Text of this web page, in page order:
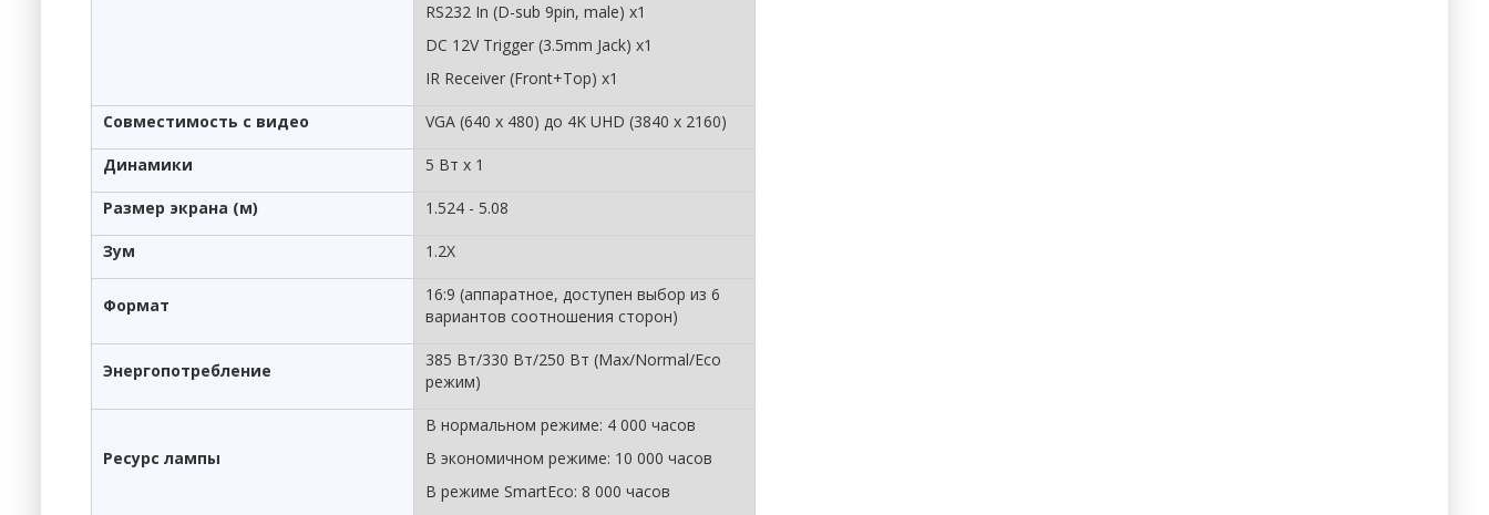
RS232 In (D-sub 9pin, male) x1
DC 12V Trigger (3.5mm Jack) x1
IR Receiver (Front+Top) x1
Совместимость с видео VGA (640 x 480) до 4K UHD (3840 x 2160)
Динамики 5 Вт x 1
Размер экрана (м) 1.524 - 5.08
Зум 1.2X
Формат
16:9 (аппаратное, доступен выбор из 6
вариантов соотношения сторон)‎
Энергопотребление
385 Вт/330 Вт/250 Вт (Max/Normal/Eco
режим)
Ресурс лампы
В нормальном режиме: 4 000 часов
В экономичном режиме: 10 000 часов
В режиме SmartEco: 8 000 часов